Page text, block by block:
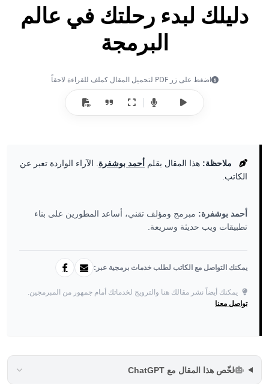
دليلك لبدء رحلتك في عالم
البرمجة
اضغط على زر PDF لتحميل المقال كملف للقراءة لاحقاً
ملاحظة: هذا المقال بقلم أحمد بوشفرة . الآراء الواردة تعبر عن
الكاتب.
أحمد بوشفرة: مبرمج ومؤلف تقني، أساعد المطورين على بناء
تطبيقات ويب حديثة وسريعة.
يمكنك التواصل مع الكاتب لطلب خدمات برمجية عبر:
يمكنك أيضاً نشر مقالك هنا والترويج لخدماتك أمام جمهور من المبرمجين.
تواصل معنا
لخّص هذا المقال مع ChatGPT